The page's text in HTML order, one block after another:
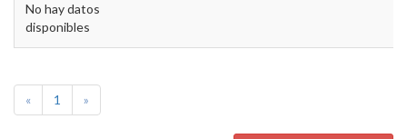
No hay datos
disponibles
« 1 »